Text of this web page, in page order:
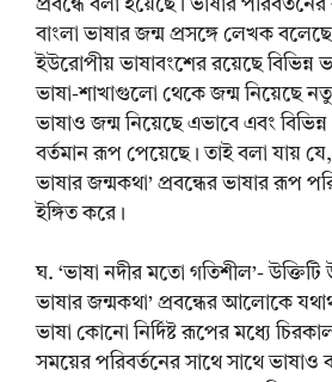
প্রবন্ধে বলা হয়েছে। ভাষার পরিবর্তনের
বাংলা ভাষার জন্ম প্রসঙ্গে লেখক
ইউরোপীয় ভাষাবংশের রয়েছে বিভিন্ন
ভাষা-শাখাগুলো থেকে জন্ম নিয়েছে
ভাষাও জন্ম নিয়েছে এভাবে এবং বিভিন্ন
বর্তমান রূপ পেয়েছে। তাই বলা যায় যে,
ভাষার জন্মকথা’ প্রবন্ধের ভাষার রূপ
ইঙ্গিত করে।
ঘ. ‘ভাষা নদীর মতো গতিশীল’- উক্তিটি
ভাষার জন্মকথা’ প্রবন্ধের আলোকে
ভাষা কোনো নির্দিষ্ট রূপের মধ্যে
সময়ের পরিবর্তনের সাথে সাথে ভাষাও